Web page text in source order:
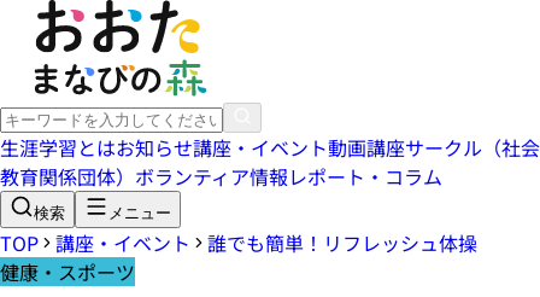
生涯学習とはお知らせ講座・イベント動画講座サークル（社会
教育関係団体） ボランティア情報レポート・コラム
検索 メニュー
TOP 講座・イベント
誰でも簡単！リフレッシュ体操
健康・スポーツ